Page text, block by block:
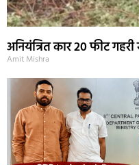
अनियंत्रित कार 20 फीट
Amit Mishra